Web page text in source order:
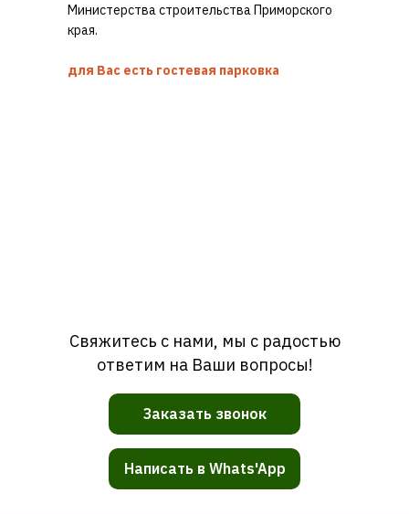
Министерства строительства Приморского
края.
для Вас есть гостевая парковка
Заказать звонок
Свяжитесь с нами, мы с радостью
ответим на Ваши вопросы!
Написать в Whats'App